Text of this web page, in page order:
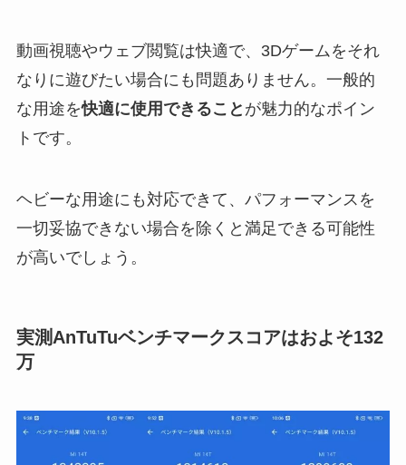
動画視聴やウェブ閲覧は快適で、3Dゲームをそれ
なりに遊びたい場合にも問題ありません。一般的
な用途を快適に使用できること が魅力的なポイン
トです。
ヘビーな用途にも対応できて、パフォーマンスを
一切妥協できない場合を除くと満足できる可能性
が高いでしょう。
実測AnTuTuベンチマークスコアはおよそ132
万